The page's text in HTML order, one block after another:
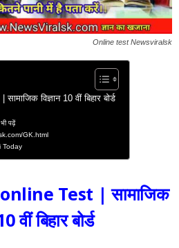
Online test Newsviralsk
विज्ञान 10 वीं बिहार बोर्ड
पढ़ें
GK.html
Today
Test | सामाजिक
वीं बिहार बोर्ड